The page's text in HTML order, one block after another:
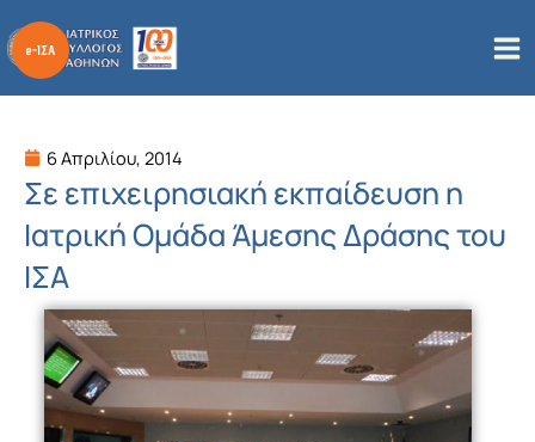
στο
περιεχόμενο
6 Απριλίου, 2014
Σε επιχειρησιακή εκπαίδευση η
Ιατρική Ομάδα Άμεσης Δράσης του
ΙΣΑ